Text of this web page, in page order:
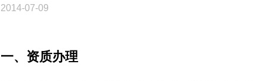
2014-07-09
一、资质办理